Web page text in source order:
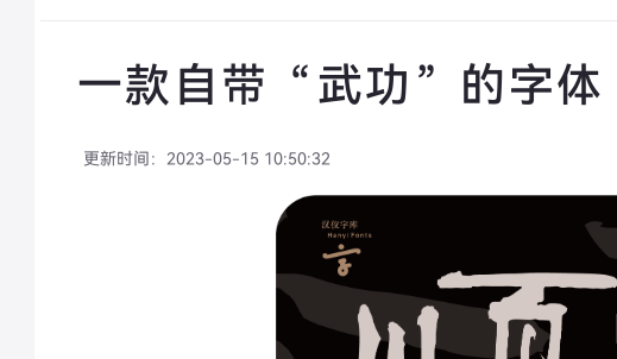
一款自带“武功”的字体
更新时间： 2023-05-15 10:50:32